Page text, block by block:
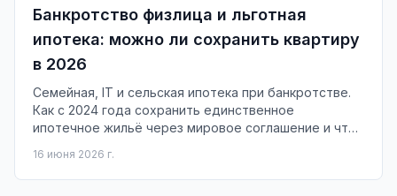
Банкротство физлица и льготная
ипотека: можно ли сохранить квартиру
в 2026
Семейная, IT и сельская ипотека при банкротстве.
Как с 2024 года сохранить единственное
ипотечное жильё через мировое соглашение и что
16 июня 2026 г.